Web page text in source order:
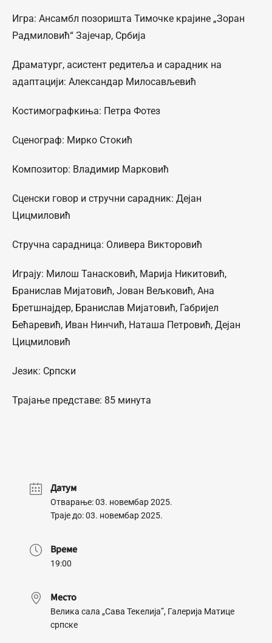
Игра: Ансамбл позоришта Тимочке крајине „Зоран
Радмиловић“ Зајечар, Србија
Драматург, асистент редитеља и сарадник на
адаптацији: Александар Милосављевић
Костимографкиња: Петра Фотез
Сценограф: Мирко Стокић
Композитор: Владимир Марковић
Сценски говор и стручни сарадник: Дејан
Цицмиловић
Стручна сарадница: Оливера Викторовић
Играју: Милош Танасковић, Марија Никитовић,
Бранислав Мијатовић, Јован Вељковић, Ана
Бретшнајдер, Бранислав Мијатовић, Габријел
Бећаревић, Иван Нинчић, Наташа Петровић, Дејан
Цицмиловић
Језик: Српски
Трајање представе: 85 минута
Датум
Отварање: 03. новембар 2025.
Траје до: 03. новембар 2025.
Време
19:00
Место
Велика сала „Сава Текелија”, Галерија Матице
српске